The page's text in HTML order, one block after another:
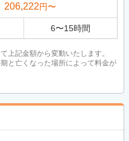
206,222円〜
6〜15時間
上記金額から変動いたします。
と亡くなった場所によって料金が